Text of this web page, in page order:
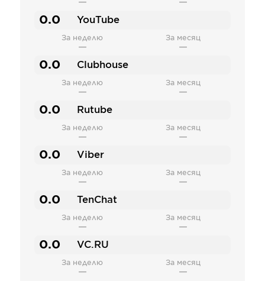
— —
0.0 YouTube
За неделю
—
За месяц
—
0.0 Clubhouse
За неделю
—
За месяц
—
0.0 Rutube
За неделю
—
За месяц
—
0.0 Viber
За неделю
—
За месяц
—
0.0 TenChat
За неделю
—
За месяц
—
0.0 VC.RU
За неделю
—
За месяц
—